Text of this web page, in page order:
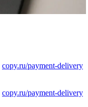
copy.ru/payment-delivery
copy.ru/payment-delivery